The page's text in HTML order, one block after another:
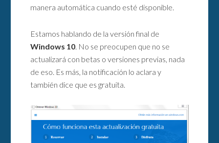
manera automática cuando esté disponible.
Estamos hablando de la versión final de
Windows 10. No se preocupen que no se
actualizará con betas o versiones previas, nada
de eso. Es más, la notificación lo aclara y
también dice que es gratuita.